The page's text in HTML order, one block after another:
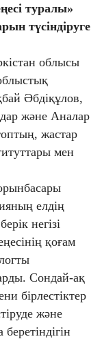
туралы»
түсіндіруге
облысы
Әбдіқұлов,
және Аналар
жастар
мен
елдің
негізі
қоғам
Сондай-ақ
бірлестіктер
және